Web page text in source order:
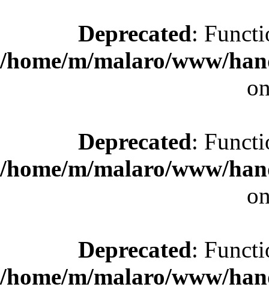
Deprecated:
/home/m/malaro/www/
Deprecated:
/home/m/malaro/www/
Deprecated:
/home/m/malaro/www/